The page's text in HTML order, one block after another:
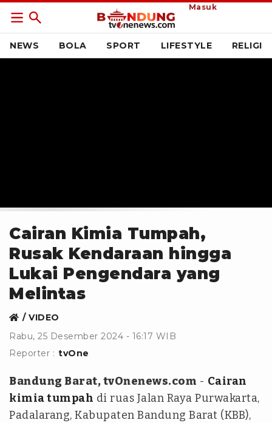
Masuk
NEWS BOLA SPORT LIFESTYLE RELIGI
Cairan Kimia Tumpah,
Rusak Kendaraan hingga
Lukai Pengendara yang
Melintas
VIDEO
Rabu, 25 Desember 2024 - 16:17 WIB
Reporter : tvOne
Bandung Barat, tvOnenews.com - Cairan
kimia tumpah di ruas Jalan Raya Purwakarta,
Padalarang, Kabupaten Bandung Barat (KBB),